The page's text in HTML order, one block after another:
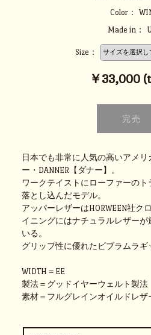
Color：
Made in：
Size：
￥33,000
日本でも非常に人気の高いアメ
ー・DANNER【ダナー】。
ワークテイストにローファーの
落とし込んだモデル。
アッパーレザーはHORWEEN社ク
イニングにはナチュラルレザー
いる。
グリップ性に優れたビブラムラギ
WIDTH＝EE
製法＝グッドイヤーウェルト製法
素材＝フルグレインオイルドレザ